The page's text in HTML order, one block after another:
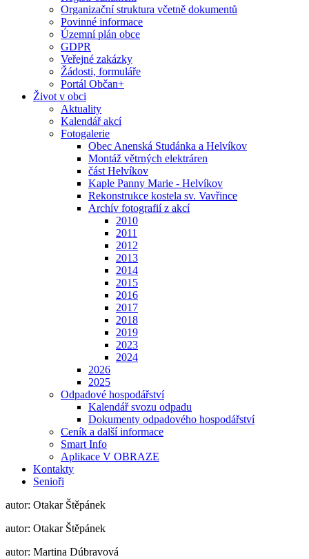
Organizační struktura včetně dokumentů
Povinné informace
Územní plán obce
GDPR
Veřejné zakázky
Žádosti, formuláře
Portál Občan+
Život v obci
Aktuality
Kalendář akcí
Fotogalerie
Obec Anenská Studánka a Helvíkov
Montáž větrných elektráren
část Helvíkov
Kaple Panny Marie - Helvíkov
Rekonstrukce kostela sv. Vavřince
Archív fotografií z akcí
2010
2011
2012
2013
2014
2015
2016
2017
2018
2019
2023
2024
2026
2025
Odpadové hospodářství
Kalendář svozu odpadu
Dokumenty odpadového hospodářství
Ceník a další informace
Smart Info
Aplikace V OBRAZE
Kontakty
Senioři
autor: Otakar Štěpánek
autor: Otakar Štěpánek
autor: Martina Dúbravová